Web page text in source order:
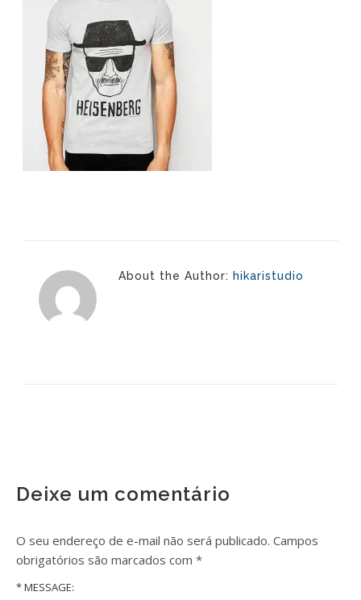
About the Author: hikaristudio
Deixe um comentário
O seu endereço de e-mail não será publicado. Campos
obrigatórios são marcados com *
* MESSAGE: